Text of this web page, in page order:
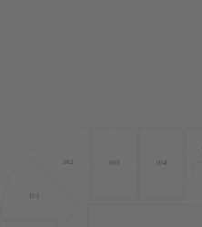
104
103
102
101